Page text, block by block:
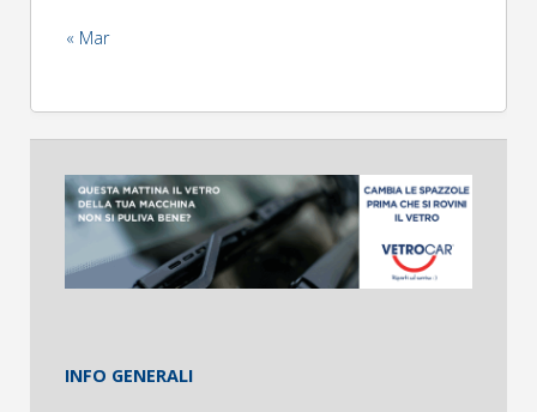
« Mar
INFO GENERALI